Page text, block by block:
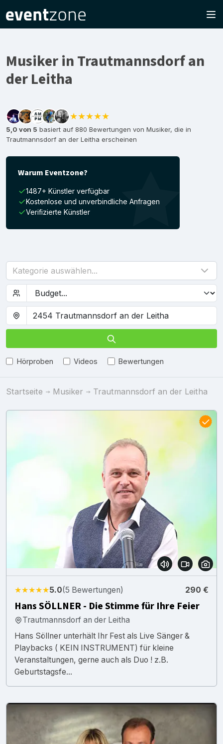
Musiker in Trautmannsdorf an
der Leitha
★★★★★
5,0 von 5 basiert auf 880 Bewertungen von Musiker, die in
Trautmannsdorf an der Leitha erscheinen
Warum Eventzone?
1487+ Künstler verfügbar
Kostenlose und unverbindliche Anfragen
Verifizierte Künstler
Kategorie auswählen...
Hörproben Videos Bewertungen
Startseite Musiker Trautmannsdorf an der Leitha
★★★★★5.0(5 Bewertungen) 290 €
Hans SÖLLNER - Die Stimme für Ihre Feier
Trautmannsdorf an der Leitha
Hans Söllner unterhält Ihr Fest als Live Sänger &
Playbacks ( KEIN INSTRUMENT) für kleine
Veranstaltungen, gerne auch als Duo ! z.B.
Geburtstagsfe...